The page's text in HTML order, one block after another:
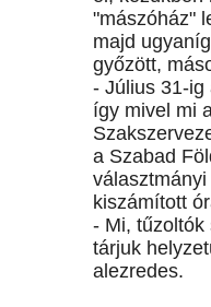
"mászóház"
majd
győzött,
- Július 31-ig
így mivel mi
a Szabad
kiszámított
- Mi, tűzoltók
tárjuk
alezredes.